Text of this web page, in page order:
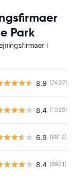
Park
i
8.9 (7437)
8.4 (10251)
6.9 (8812)
8.4 (6971)